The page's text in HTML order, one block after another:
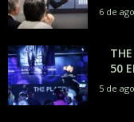
6 de
50
5 de